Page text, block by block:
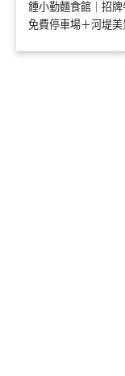
鍾小勤麵食館｜招
免費停車場＋河堤